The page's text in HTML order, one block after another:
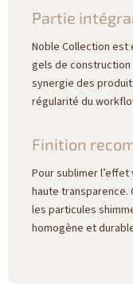
Partie
Noble Collection
gels de construction
synergie des
régularité du
Finition
Pour sublimer
haute
les particules
homogène et